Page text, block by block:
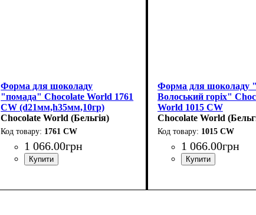
Форма для шоколаду
"помада" Chocolate World 1761
CW (d21мм,h35мм,10гр)
Chocolate World (Бельгія)
1761 CW
1 066.00грн
Форма для шоколаду "
Волоський горіх"
World 1015 CW
(38x29x18мм,13гр)
Chocolate World
1015 CW
1 066.00грн